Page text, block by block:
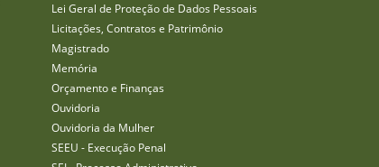
Lei Geral de Proteção de Dados Pessoais
Licitações, Contratos e Patrimônio
Magistrado
Memória
Orçamento e Finanças
Ouvidoria
Ouvidoria da Mulher
SEEU - Execução Penal